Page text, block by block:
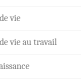
vie
vie au travail